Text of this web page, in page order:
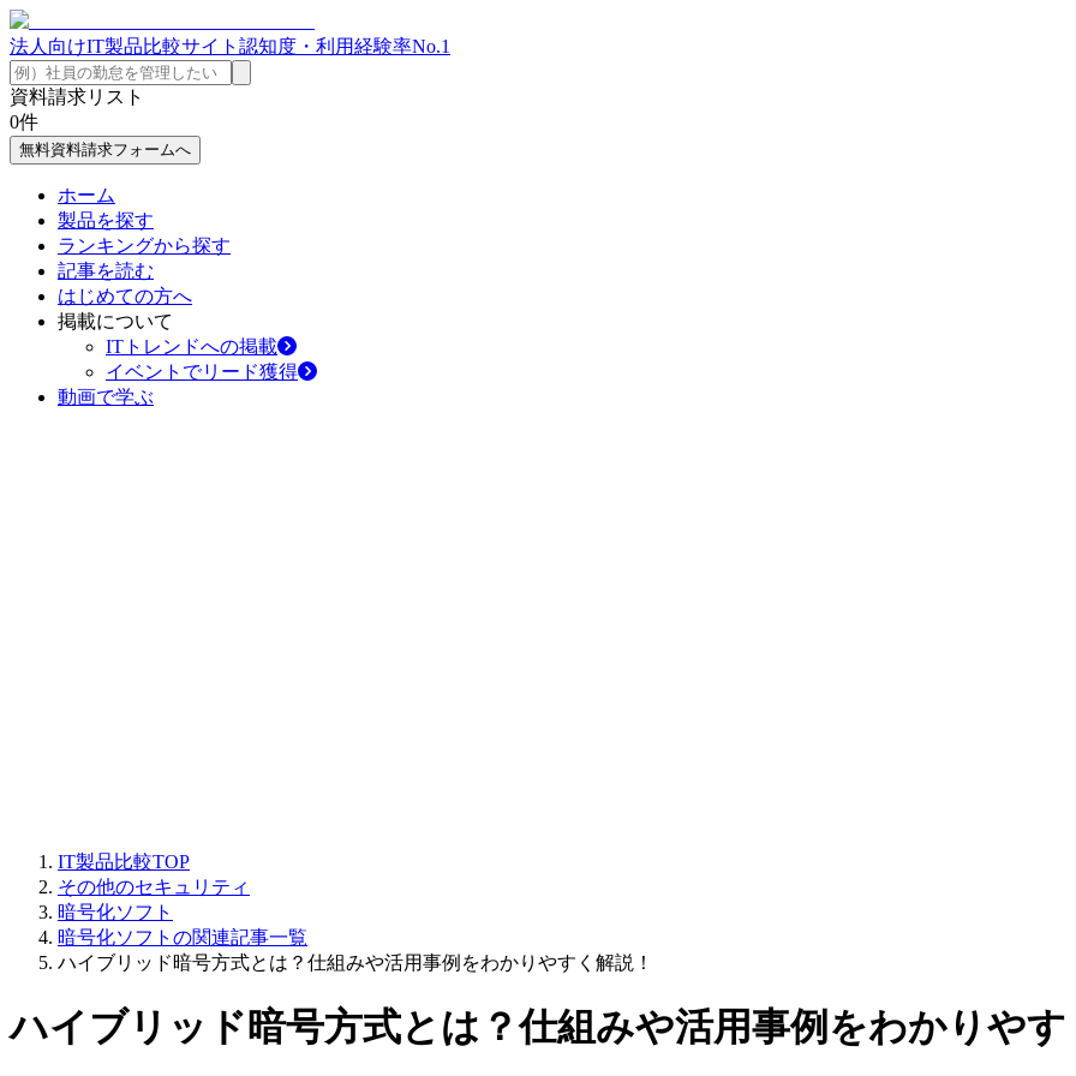
法人向けIT製品比較サイト 認知度・利用経験率No.1
資料請求リスト
0件
無料資料請求フォームへ
ホーム
製品を探す
ランキングから探す
記事を読む
はじめての方へ
掲載について
ITトレンドへの掲載
イベントでリード獲得
動画で学ぶ
IT製品比較TOP
その他のセキュリティ
暗号化ソフト
暗号化ソフトの関連記事一覧
ハイブリッド暗号方式とは？仕組みや活用事例をわかりやすく解説！
ハイブリッド暗号方式とは？仕組みや活用事例をわかりや